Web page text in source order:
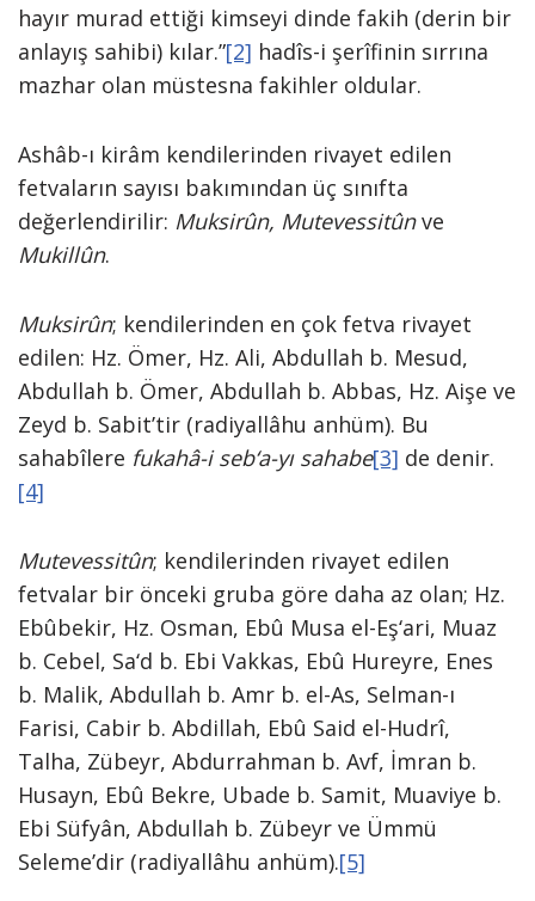
hayır murad ettiği kimseyi dinde fakih (derin bir
anlayış sahibi) kılar.”[2] hadîs-i şerîfinin sırrına
mazhar olan müstesna fakihler oldular.
Ashâb-ı kirâm kendilerinden rivayet edilen
fetvaların sayısı bakımından üç sınıfta
değerlendirilir: Muksirûn, Mutevessitûnve
Mukillûn.
Muksirûn; kendilerinden en çok fetva rivayet
edilen: Hz. Ömer, Hz. Ali, Abdullah b. Mesud,
Abdullah b. Ömer, Abdullah b. Abbas, Hz. Aişe ve
Zeyd b. Sabit’tir (radiyallâhu anhüm). Bu
sahabîlere fukahâ-i seb‘a-yı sahabe[3] de denir.
[4]
Mutevessitûn; kendilerinden rivayet edilen
fetvalar bir önceki gruba göre daha az olan; Hz.
Ebûbekir, Hz. Osman, Ebû Musa el-Eş‘ari, Muaz
b. Cebel, Sa‘d b. Ebi Vakkas, Ebû Hureyre, Enes
b. Malik, Abdullah b. Amr b. el-As, Selman-ı
Farisi, Cabir b. Abdillah, Ebû Said el-Hudrî,
Talha, Zübeyr, Abdurrahman b. Avf, İmran b.
Husayn, Ebû Bekre, Ubade b. Samit, Muaviye b.
Ebi Süfyân, Abdullah b. Zübeyr ve Ümmü
Seleme’dir (radiyallâhu anhüm).[5]